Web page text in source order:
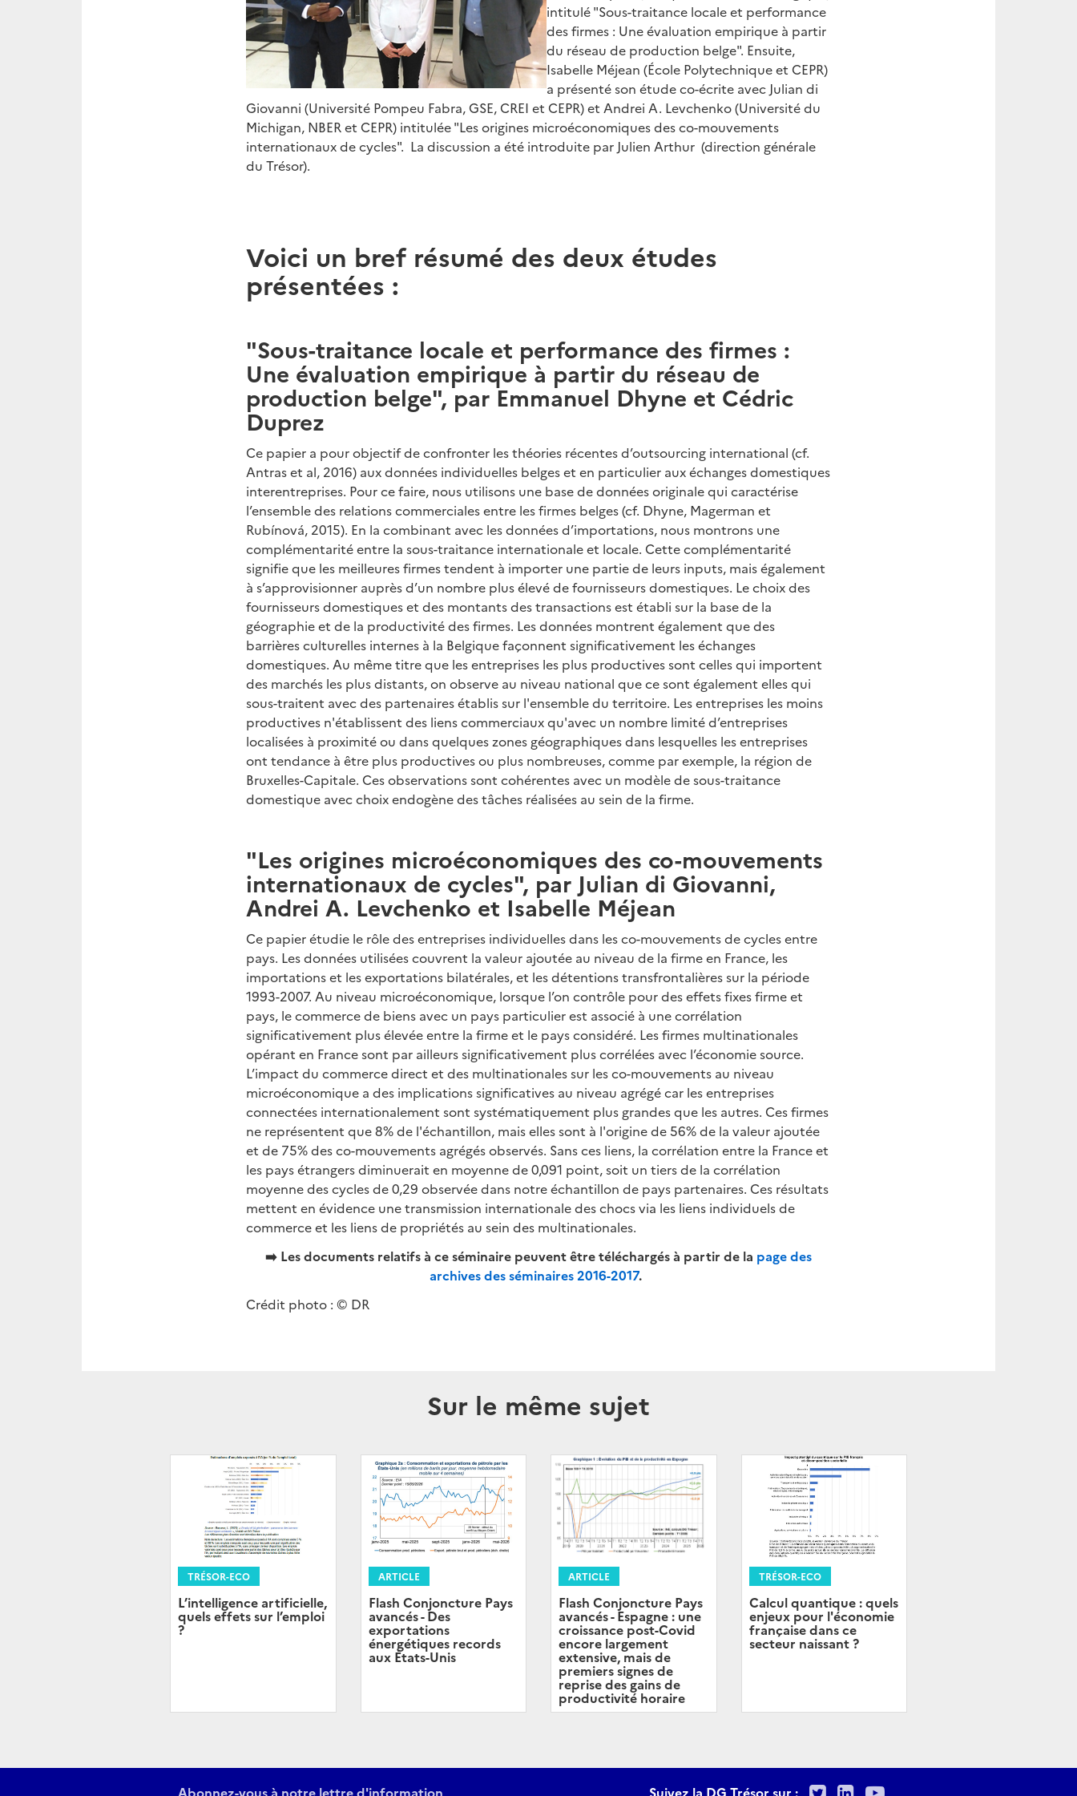
intitulé "Sous-traitance locale et performance
des firmes : Une évaluation empirique à partir
du réseau de production belge". Ensuite,
Isabelle Méjean (École Polytechnique et CEPR)
a présenté son étude co-écrite avec Julian di
Giovanni (Université Pompeu Fabra, GSE, CREI et CEPR) et Andrei A. Levchenko (Université du
Michigan, NBER et CEPR) intitulée "Les origines microéconomiques des co-mouvements
internationaux de cycles". La discussion a été introduite par Julien Arthur (direction générale
du Trésor).
Voici un bref résumé des deux études
présentées :
"Sous-traitance locale et performance des firmes :
Une évaluation empirique à partir du réseau de
production belge", par Emmanuel Dhyne et Cédric
Duprez
Ce papier a pour objectif de confronter les théories récentes d’outsourcing international (cf.
Antras et al, 2016) aux données individuelles belges et en particulier aux échanges domestiques
interentreprises. Pour ce faire, nous utilisons une base de données originale qui caractérise
l’ensemble des relations commerciales entre les firmes belges (cf. Dhyne, Magerman et
Rubínová, 2015). En la combinant avec les données d’importations, nous montrons une
complémentarité entre la sous-traitance internationale et locale. Cette complémentarité
signifie que les meilleures firmes tendent à importer une partie de leurs inputs, mais également
à s’approvisionner auprès d’un nombre plus élevé de fournisseurs domestiques. Le choix des
fournisseurs domestiques et des montants des transactions est établi sur la base de la
géographie et de la productivité des firmes. Les données montrent également que des
barrières culturelles internes à la Belgique façonnent significativement les échanges
domestiques. Au même titre que les entreprises les plus productives sont celles qui importent
des marchés les plus distants, on observe au niveau national que ce sont également elles qui
sous-traitent avec des partenaires établis sur l'ensemble du territoire. Les entreprises les moins
productives n'établissent des liens commerciaux qu'avec un nombre limité d’entreprises
localisées à proximité ou dans quelques zones géographiques dans lesquelles les entreprises
ont tendance à être plus productives ou plus nombreuses, comme par exemple, la région de
Bruxelles-Capitale. Ces observations sont cohérentes avec un modèle de sous-traitance
domestique avec choix endogène des tâches réalisées au sein de la firme.
"Les origines microéconomiques des co-mouvements
internationaux de cycles", par Julian di Giovanni,
Andrei A. Levchenko et Isabelle Méjean
Ce papier étudie le rôle des entreprises individuelles dans les co-mouvements de cycles entre
pays. Les données utilisées couvrent la valeur ajoutée au niveau de la firme en France, les
importations et les exportations bilatérales, et les détentions transfrontalières sur la période
1993-2007. Au niveau microéconomique, lorsque l’on contrôle pour des effets fixes firme et
pays, le commerce de biens avec un pays particulier est associé à une corrélation
significativement plus élevée entre la firme et le pays considéré. Les firmes multinationales
opérant en France sont par ailleurs significativement plus corrélées avec l’économie source.
L’impact du commerce direct et des multinationales sur les co-mouvements au niveau
microéconomique a des implications significatives au niveau agrégé car les entreprises
connectées internationalement sont systématiquement plus grandes que les autres. Ces firmes
ne représentent que 8% de l'échantillon, mais elles sont à l'origine de 56% de la valeur ajoutée
et de 75% des co-mouvements agrégés observés. Sans ces liens, la corrélation entre la France et
les pays étrangers diminuerait en moyenne de 0,091 point, soit un tiers de la corrélation
moyenne des cycles de 0,29 observée dans notre échantillon de pays partenaires. Ces résultats
mettent en évidence une transmission internationale des chocs via les liens individuels de
commerce et les liens de propriétés au sein des multinationales.
➡️ Les documents relatifs à ce séminaire peuvent être téléchargés à partir de la page des
archives des séminaires 2016-2017.
Crédit photo : © DR
Sur le même sujet
TRÉSOR-ECO
L’intelligence artificielle,
quels effets sur l’emploi
?
ARTICLE
Flash Conjoncture Pays
avancés - Des
exportations
énergétiques records
aux États-Unis
ARTICLE
Flash Conjoncture Pays
avancés - Espagne : une
croissance post-Covid
encore largement
extensive, mais de
premiers signes de
reprise des gains de
productivité horaire
TRÉSOR-ECO
Calcul quantique : quels
enjeux pour l'économie
française dans ce
secteur naissant ?
Abonnez-vous à notre lettre d'information Suivez la DG Trésor sur : TwitterLinkedIn
Youtube